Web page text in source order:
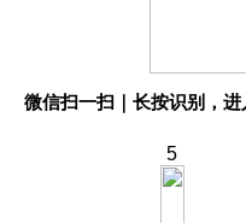
微信扫一扫｜长按识别，
5